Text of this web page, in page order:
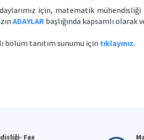
için, matematik
ADAYLAR başlığında kapsamlı olarak
bölüm tanıtım sunumu için tıklayınız.
Fax